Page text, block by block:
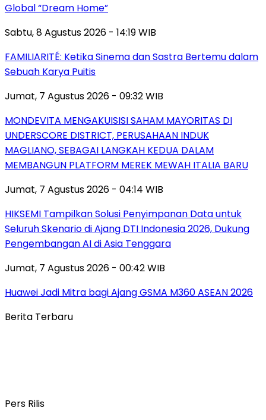
Global “Dream Home”
Sabtu, 8 Agustus 2026 - 14:19 WIB
FAMILIARITÉ: Ketika Sinema dan Sastra Bertemu dalam
Sebuah Karya Puitis
Jumat, 7 Agustus 2026 - 09:32 WIB
MONDEVITA MENGAKUISISI SAHAM MAYORITAS DI
UNDERSCORE DISTRICT, PERUSAHAAN INDUK
MAGLIANO, SEBAGAI LANGKAH KEDUA DALAM
MEMBANGUN PLATFORM MEREK MEWAH ITALIA BARU
Jumat, 7 Agustus 2026 - 04:14 WIB
HIKSEMI Tampilkan Solusi Penyimpanan Data untuk
Seluruh Skenario di Ajang DTI Indonesia 2026, Dukung
Pengembangan AI di Asia Tenggara
Jumat, 7 Agustus 2026 - 00:42 WIB
Huawei Jadi Mitra bagi Ajang GSMA M360 ASEAN 2026
Berita Terbaru
Pers Rilis